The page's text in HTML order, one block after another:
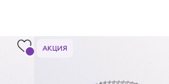
АКЦИЯ